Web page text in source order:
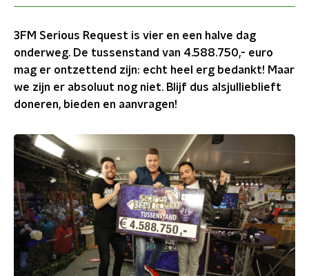
3FM Serious Request is vier en een halve dag
onderweg. De tussenstand van 4.588.750,- euro
mag er ontzettend zijn: echt heel erg bedankt! Maar
we zijn er absoluut nog niet. Blijf dus alsjullieblieft
doneren, bieden en aanvragen!